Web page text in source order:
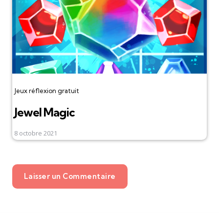
Jeux réflexion gratuit
Jewel Magic
8 octobre 2021
Laisser un Commentaire